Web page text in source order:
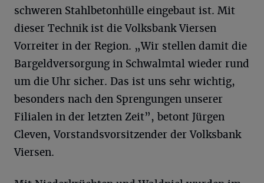
schweren Stahlbetonhülle eingebaut ist. Mit
dieser Technik ist die Volksbank Viersen
Vorreiter in der Region. „Wir stellen damit die
Bargeldversorgung in Schwalmtal wieder rund
um die Uhr sicher. Das ist uns sehr wichtig,
besonders nach den Sprengungen unserer
Filialen in der letzten Zeit”, betont Jürgen
Cleven, Vorstandsvorsitzender der Volksbank
Viersen.